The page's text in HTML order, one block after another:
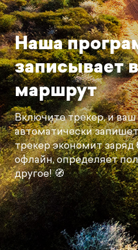
Наша
записывает
маршрут
Включите трекер, и
автоматически
трекер экономит заряд
офлайн, определяет
другое! 🧭